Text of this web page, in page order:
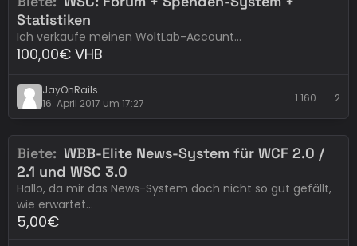
Statistiken
Ich verkaufe meinen WoltLab-Account…
100,00€ VHB
JayOnRails
16. April 2017 um 17:27
1.160 2
Erledigt Lizenzen - Erweiterungen
Biete
WBB-Elite News-System für WCF 2.0 /
2.1 und WSC 3.0
Hallo, da mir das News-System doch nicht so gut gefällt,
wie erwartet…
5,00€